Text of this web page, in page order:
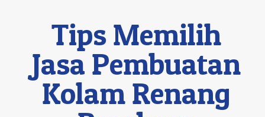
Tips Memilih
Jasa Pembuatan
Kolam Renang